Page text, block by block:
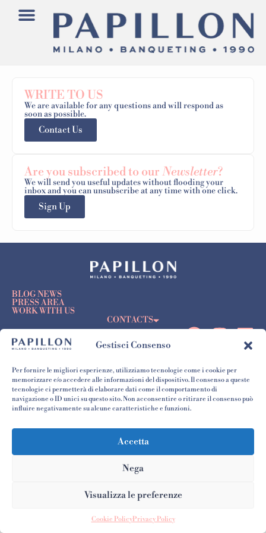
Gestisci Consenso
Per fornire le migliori esperienze, utilizziamo tecnologie come i cookie per
memorizzare e/o accedere alle informazioni del dispositivo. Il consenso a queste
tecnologie ci permetterà di elaborare dati come il comportamento di
navigazione o ID unici su questo sito. Non acconsentire o ritirare il consenso può
influire negativamente su alcune caratteristiche e funzioni.
Accetta
Nega
Visualizza le preferenze
Cookie PolicyPrivacy Policy
Are you subscribed to our Newsletter?
We will send you useful updates without flooding your
inbox and you can unsubscribe at any time with one click.
Sign Up
WRITE TO US
We are available for any questions and will respond as
soon as possible.
Contact Us
BLOG NEWS
PRESS AREA
WORK WITH US
CONTACTS
P.IVA/CF 08681040963